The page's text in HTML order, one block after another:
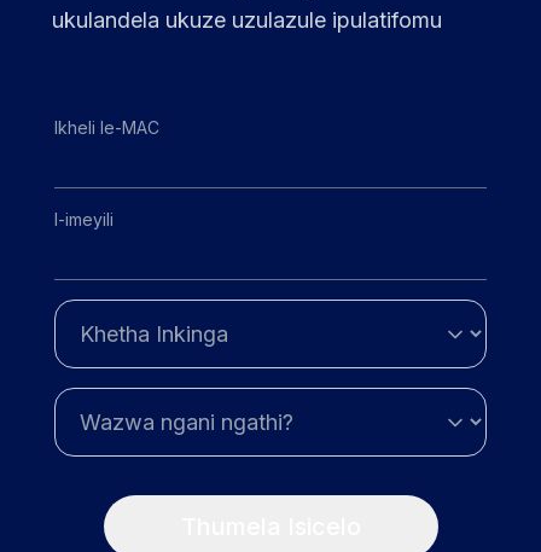
ukulandela ukuze uzulazule ipulatifomu
Ikheli le-MAC
I-imeyili